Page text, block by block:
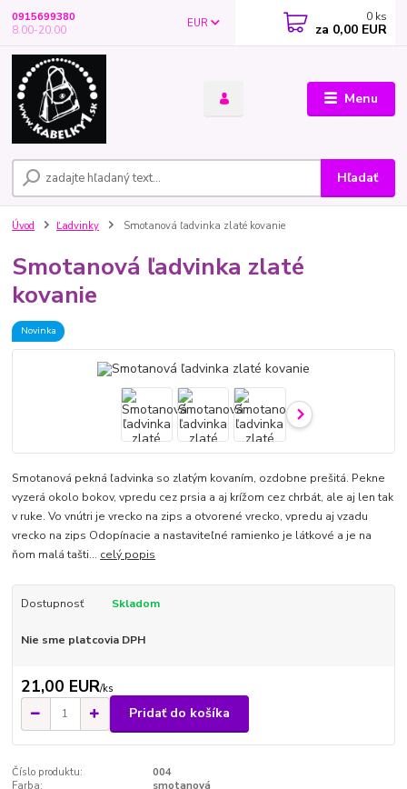
Menu
EUR
Hľadať
0915699380
8.00-20.00
0 ks
za 0,00 EUR
Úvod Ľadvinky Smotanová ľadvinka zlaté kovanie
Smotanová ľadvinka zlaté
kovanie
Novinka
Smotanová pekná ľadvinka so zlatým kovaním, ozdobne prešitá. Pekne
vyzerá okolo bokov, vpredu cez prsia a aj krížom cez chrbát, ale aj len tak
v ruke. Vo vnútri je vrecko na zips a otvorené vrecko, vpredu aj vzadu
vrecko na zips Odopínacie a nastaviteľné ramienko je látkové a je na
ňom malá tašti... celý popis
Dostupnosť Skladom
Nie sme platcovia DPH
21,00 EUR/ks
Pridať do košíka
Číslo produktu:
004
Farba:
smotanová